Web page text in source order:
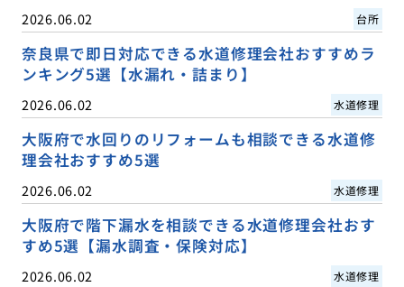
2026.06.02 台所
奈良県で即日対応できる水道修理会社おすすめラ
ンキング5選【水漏れ・詰まり】
2026.06.02 水道修理
大阪府で水回りのリフォームも相談できる水道修
理会社おすすめ5選
2026.06.02 水道修理
大阪府で階下漏水を相談できる水道修理会社おす
すめ5選【漏水調査・保険対応】
2026.06.02 水道修理